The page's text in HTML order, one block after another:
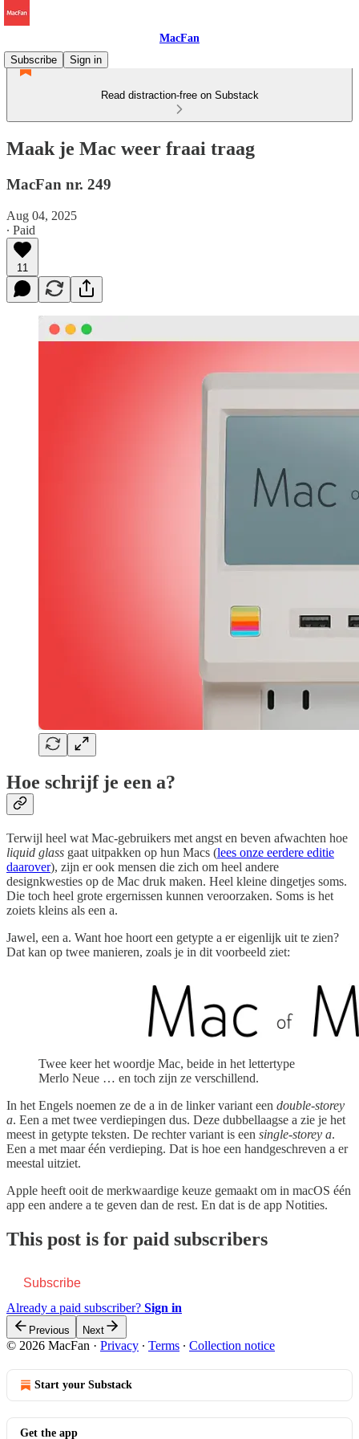
MacFan
Subscribe
Sign in
Read distraction-free on Substack
Maak je Mac weer fraai traag
MacFan nr. 249
Aug 04, 2025
∙ Paid
11
Hoe schrijf je een a?
Terwijl heel wat Mac-gebruikers met angst en beven afwachten hoe
liquid glass gaat uitpakken op hun Macs (lees onze eerdere editie
daarover), zijn er ook mensen die zich om heel andere
designkwesties op de Mac druk maken. Heel kleine dingetjes soms.
Die toch heel grote ergernissen kunnen veroorzaken. Soms is het
zoiets kleins als een a.
Jawel, een a. Want hoe hoort een getypte a er eigenlijk uit te zien?
Dat kan op twee manieren, zoals je in dit voorbeeld ziet:
Twee keer het woordje Mac, beide in het lettertype
Merlo Neue … en toch zijn ze verschillend.
In het Engels noemen ze de a in de linker variant een double-storey
a. Een a met twee verdiepingen dus. Deze dubbellaagse a zie je het
meest in getypte teksten. De rechter variant is een single-storey a.
Een a met maar één verdieping. Dat is hoe een handgeschreven a er
meestal uitziet.
Apple heeft ooit de merkwaardige keuze gemaakt om in macOS één
app een andere a te geven dan de rest. En dat is de app Notities.
This post is for paid subscribers
Subscribe
Already a paid subscriber? Sign in
Previous Next
© 2026 MacFan · Privacy ∙ Terms ∙ Collection notice
Start your Substack
Get the app